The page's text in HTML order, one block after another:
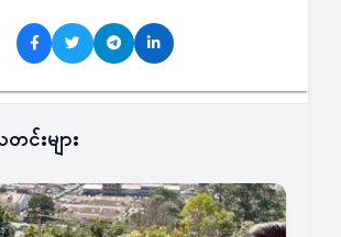
းများ